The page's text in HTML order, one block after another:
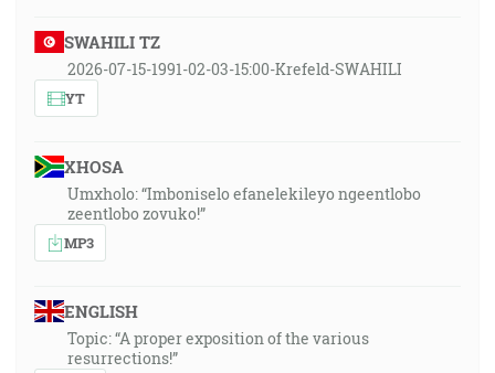
SWAHILI TZ
2026-07-15-1991-02-03-15:00-Krefeld-SWAHILI
YT
XHOSA
Umxholo: “Imboniselo efanelekileyo ngeentlobo
zeentlobo zovuko!”
MP3
ENGLISH
Topic: “A proper exposition of the various
resurrections!”